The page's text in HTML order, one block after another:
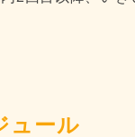
ュール